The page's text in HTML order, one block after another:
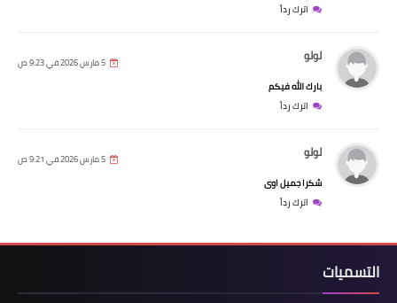
اترك رداً
لولو 5 مارس 2026 في 9:23 ص
بارك الله فيكم
اترك رداً
لولو 5 مارس 2026 في 9:21 ص
شكرا جميل اوى
اترك رداً
التسميات